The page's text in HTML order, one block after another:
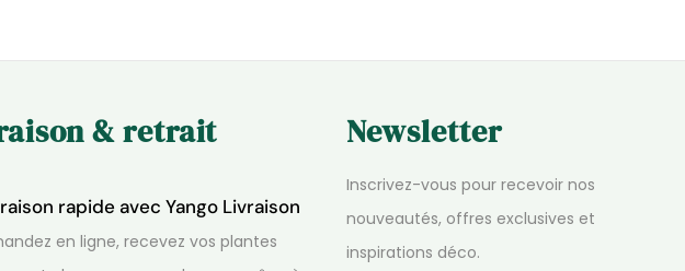
& retrait
rapide avec Yango Livraison
en ligne, recevez vos plantes
Newsletter
Inscrivez-vous pour recevoir nos
nouveautés, offres exclusives et
inspirations déco.